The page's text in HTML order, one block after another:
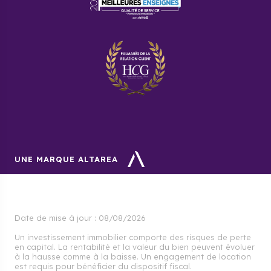
propose des services aux personnes âgées permet
de profiter de nombreux avantages fiscaux tels que
Comment calculer le rendement
Vous devez calculer le rendement locatif net pour
Les frais de notaire dans l’immobilier neuf sont de
3 % du prix du logement.
UNE MARQUE ALTAREA
Date de mise à jour : 08/08/2026
Un investissement immobilier comporte des risques de perte
en capital. La rentabilité et la valeur du bien peuvent évoluer
à la hausse comme à la baisse. Un engagement de location
est requis pour bénéficier du dispositif fiscal.